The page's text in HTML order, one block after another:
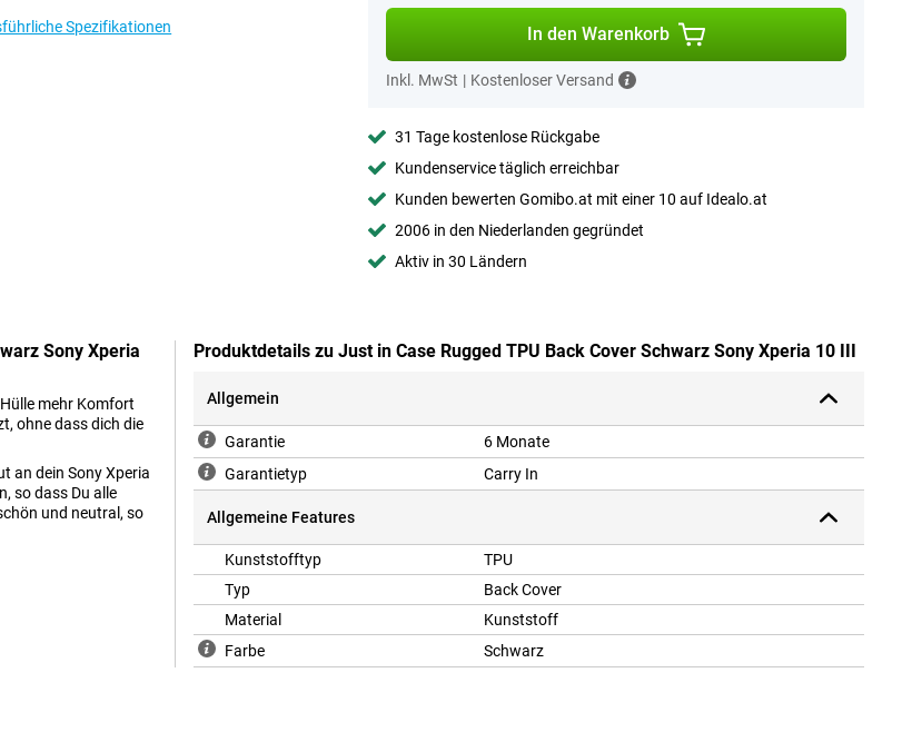
Spezifikationen In den Warenkorb
Inkl. MwSt | Kostenloser Versand
31 Tage kostenlose Rückgabe
Kundenservice täglich erreichbar
Kunden bewerten Gomibo.at mit einer 10 auf Idealo.at
2006 in den Niederlanden gegründet
Aktiv in 30 Ländern
Sony Xperia
mehr Komfort
ohne dass dich die
an dein Sony Xperia
so dass Du alle
und neutral, so
Produktdetails zu Just in Case Rugged TPU Back Cover Schwarz Sony Xperia 10 III
Allgemein
Garantie
6 Monate
Garantietyp
Carry In
Allgemeine Features
Kunststofftyp
TPU
Typ
Back Cover
Material
Kunststoff
Farbe
Schwarz